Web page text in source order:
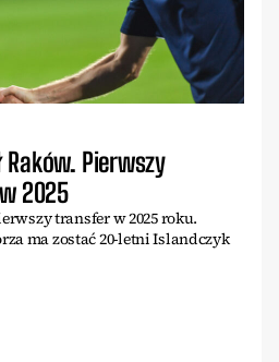
Pierwszy
2025
transfer w 2025 roku.
ma zostać 20-letni Islandczyk